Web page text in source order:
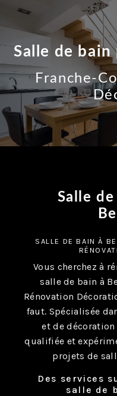
Salle de bain
Franche-
Salle
SALLE DE BAIN À
Vous cherchez à
salle de bain à
Rénovation
faut. Spécialisée
et de
qualifiée et
projets de
Des services
salle de
Panneau de gestion des